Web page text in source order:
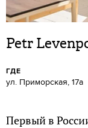
Petr
ГДЕ
ул. Приморская, 17а
Первый в